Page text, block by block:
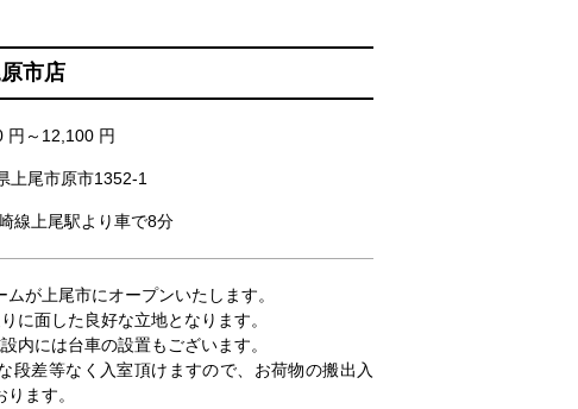
市店
円～12,100 円
上尾市原市1352-1
線上尾駅より車で8分
が上尾市にオープンいたします。
に面した良好な立地となります。
内には台車の設置もございます。
段差等なく入室頂けますので、お荷物の搬出入
ます。